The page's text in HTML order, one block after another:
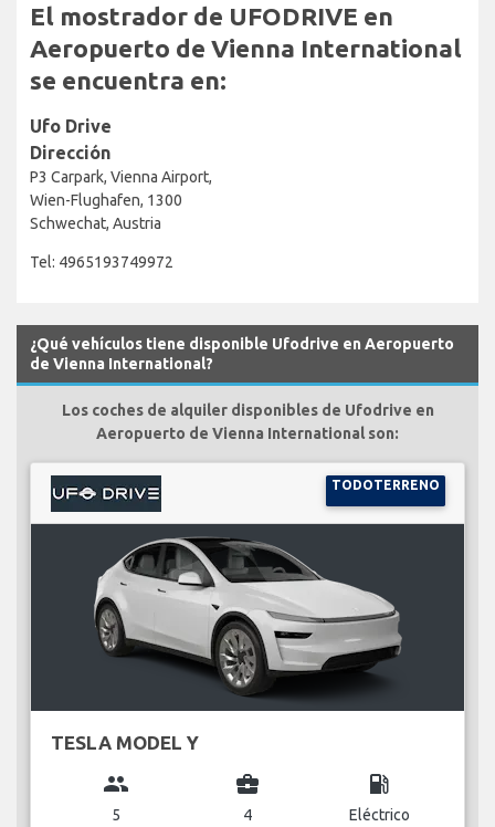
El mostrador de UFODRIVE en
Aeropuerto de Vienna International
se encuentra en:
Ufo Drive
Dirección
P3 Carpark, Vienna Airport,
Wien-Flughafen, 1300
Schwechat, Austria
Tel: 4965193749972
¿Qué vehículos tiene disponible Ufodrive en Aeropuerto
de Vienna International?
Los coches de alquiler disponibles de Ufodrive en
Aeropuerto de Vienna International son:
TODOTERRENO
TESLA MODEL Y
group
5
business_center
4
local_gas_station
Eléctrico